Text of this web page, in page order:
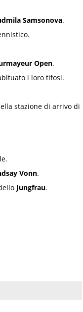
Samsonova.
Open.
i loro tifosi.
stazione di arrivo di
Vonn.
Jungfrau.